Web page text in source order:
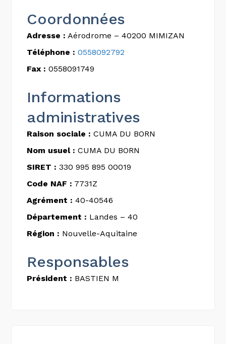
Coordonnées
Adresse : Aérodrome – 40200 MIMIZAN
Téléphone : 0558092792
Fax : 0558091749
Informations
administratives
Raison sociale : CUMA DU BORN
Nom usuel : CUMA DU BORN
SIRET : 330 995 895 00019
Code NAF : 7731Z
Agrément : 40-40546
Département : Landes – 40
Région : Nouvelle-Aquitaine
Responsables
Président : BASTIEN M